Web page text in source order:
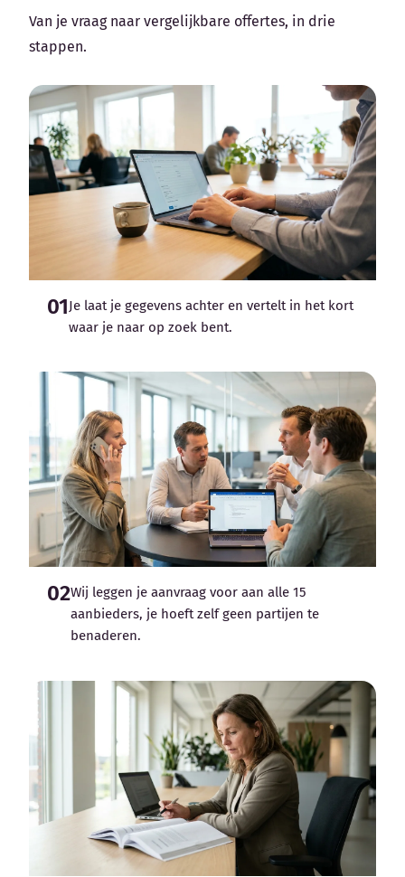
Van je vraag naar vergelijkbare offertes, in drie
stappen.
01Je laat je gegevens achter en vertelt in het kort
waar je naar op zoek bent.
02Wij leggen je aanvraag voor aan alle 15
aanbieders, je hoeft zelf geen partijen te
benaderen.